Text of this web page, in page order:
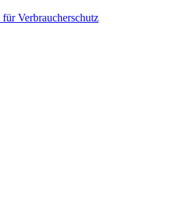
Verbraucherschutz